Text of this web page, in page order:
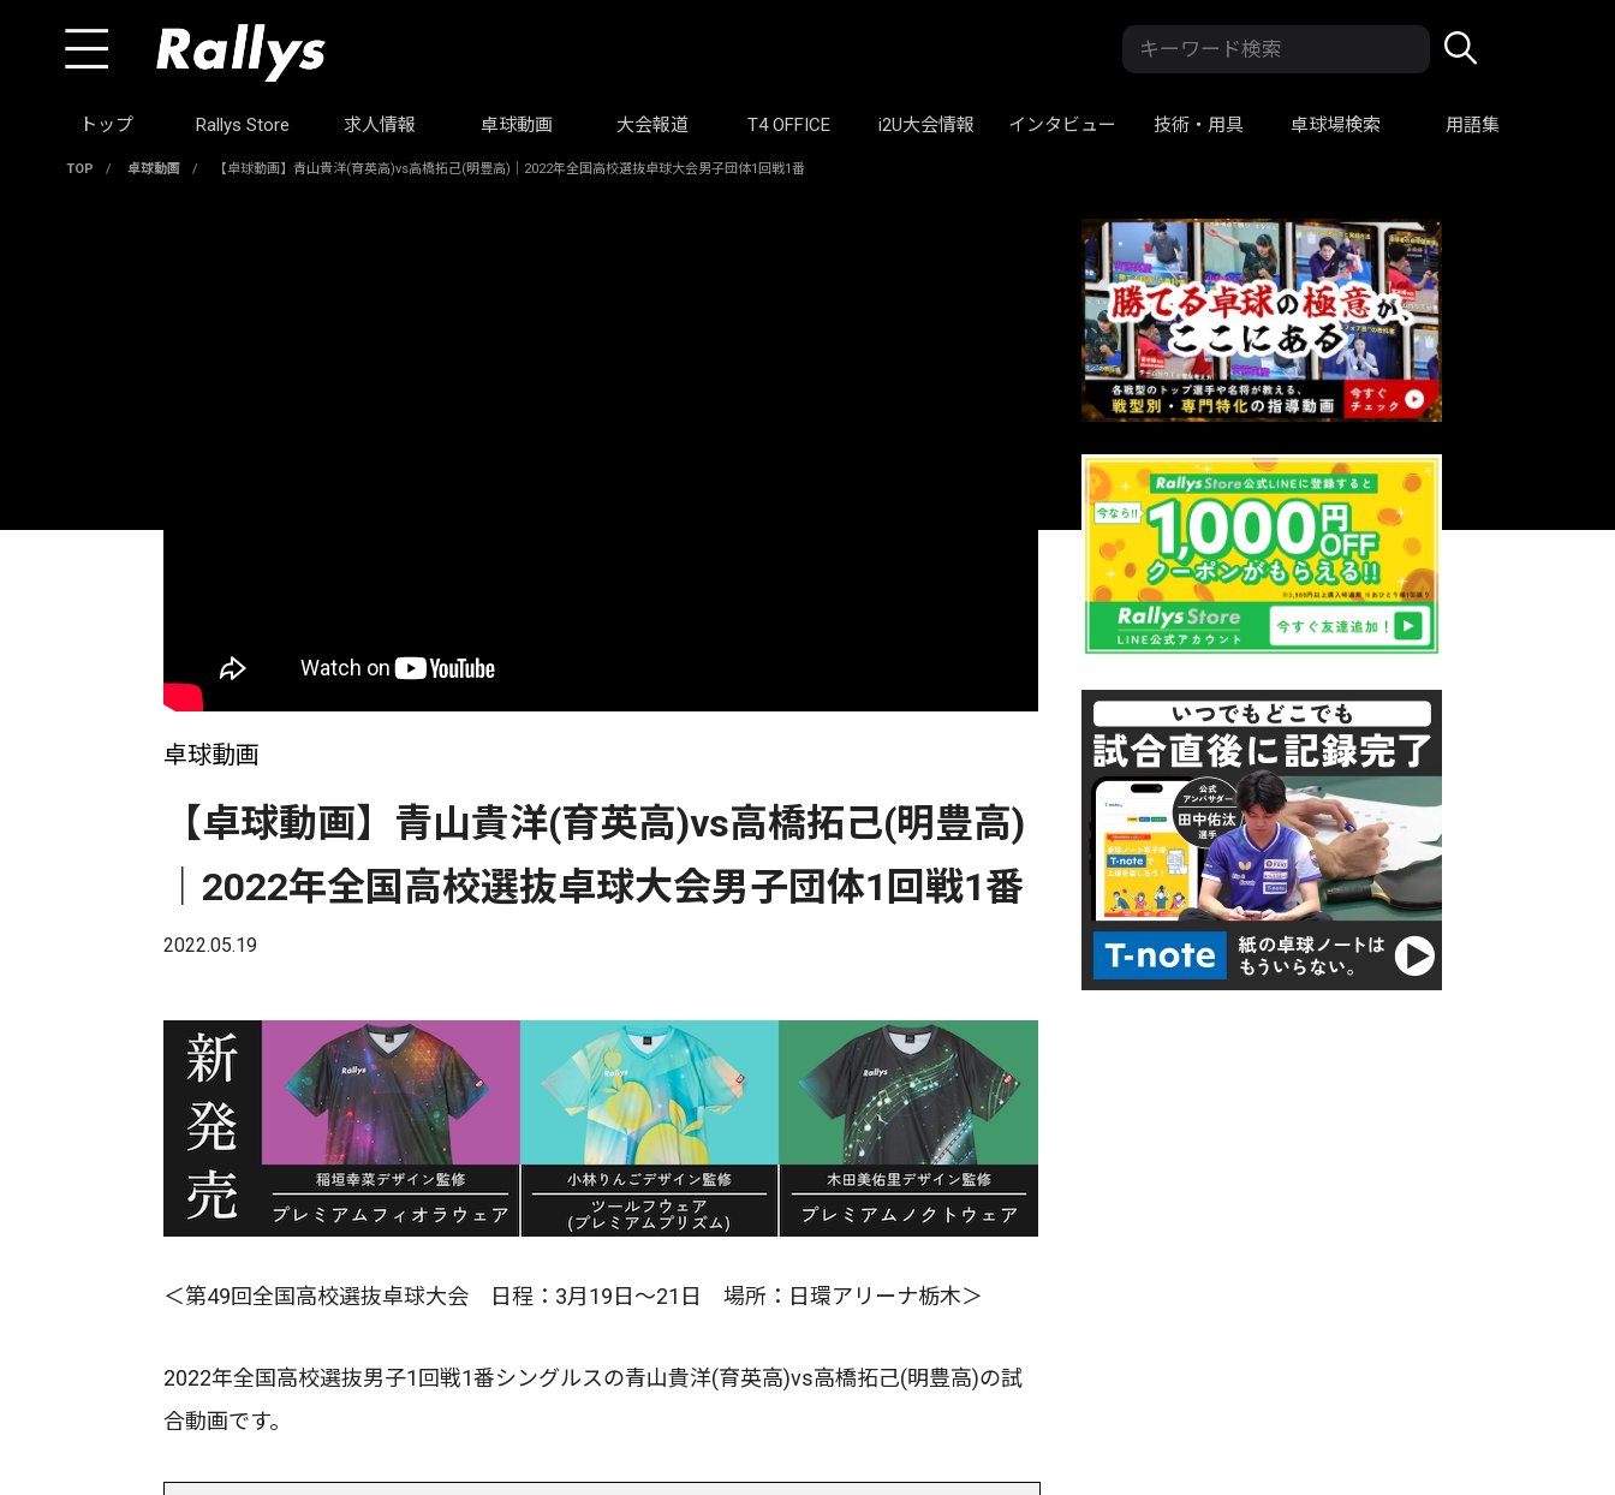
トップ Rallys Store 求人情報 卓球動画 大会報道 T4 OFFICE i2U大会情報 インタビュー 技術・用具 卓球場検索 用語集
TOP / 卓球動画 / 【卓球動画】青山貴洋(育英高)vs高橋拓己(明豊高)｜2022年全国高校選抜卓球大会男子団体1回戦1番
卓球動画
【卓球動画】青山貴洋(育英高)vs高橋拓己(明豊高)
｜2022年全国高校選抜卓球大会男子団体1回戦1番
2022.05.19
＜第49回全国高校選抜卓球大会 日程：3月19日〜21日 場所：日環アリーナ栃木＞
2022年全国高校選抜男子1回戦1番シングルスの青山貴洋(育英高)vs高橋拓己(明豊高)の試
合動画です。